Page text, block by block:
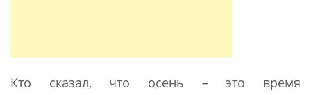
Кто сказал, что осень – это время